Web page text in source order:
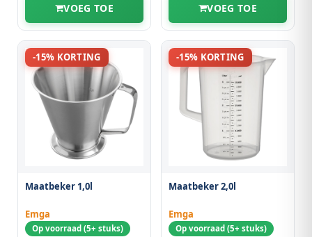
VOEG TOE VOEG TOE
-15% KORTING
Maatbeker 1,0l
Emga
Op voorraad (5+ stuks)
-15% KORTING
Maatbeker 2,0l
Emga
Op voorraad (5+ stuks)